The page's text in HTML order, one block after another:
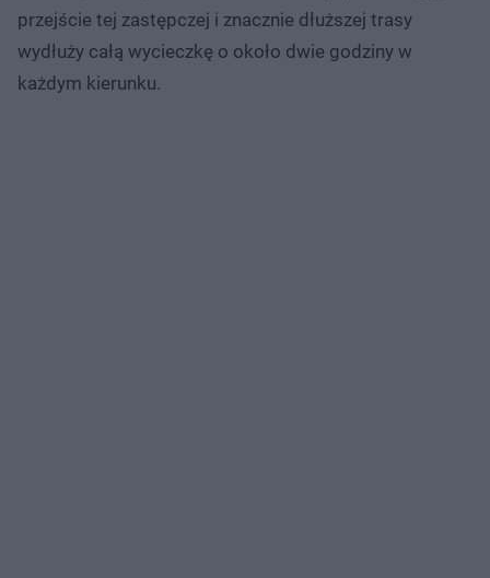
przejście tej zastępczej i znacznie dłuższej trasy
wydłuży całą wycieczkę o około dwie godziny w
każdym kierunku.